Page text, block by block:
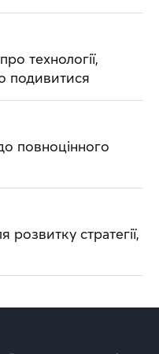
технології,
подивитися
повноцінного
розвитку стратегії,